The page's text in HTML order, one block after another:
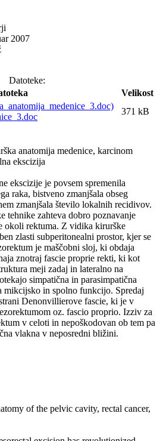
2007
Datoteke:
Velikost
371 kB
anatomija medenice, karcinom
ekscizija
ekscizije je povsem spremenila
raka, bistveno zmanjšala obseg
zmanjšala število lokalnih recidivov.
tehnike zahteva dobro poznavanje
okoli rektuma. Z vidika kirurške
zlasti subperitonealni prostor, kjer se
je maščobni sloj, ki obdaja
znotraj fascie proprie rekti, ki kot
meji zadaj in lateralno na
simpatična in parasimpatična
mikcijsko in spolno funkcijo. Spredaj
Denonvillierove fascie, ki je v
oz. fascio proprio. Izziv za
v celoti in nepoškodovan ob tem pa
vlakna v neposredni bližini.
of the pelvic cavity, rectal cancer,